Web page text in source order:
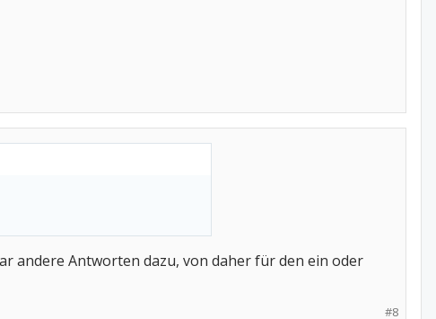
andere Antworten dazu, von daher für den ein oder
#8